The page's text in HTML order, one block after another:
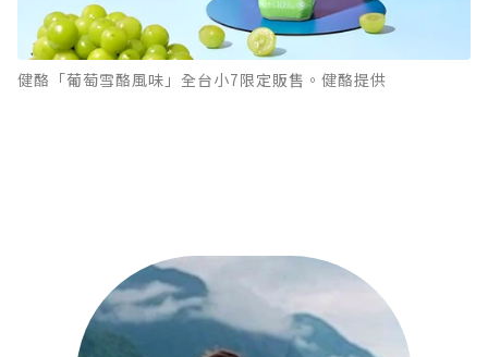
健酪「葡萄雪酪風味」全台小7限定販售。健酪提供